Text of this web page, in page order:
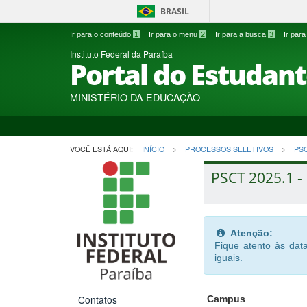
BRASIL
Ir para o conteúdo 1 Ir para o menu 2 Ir para a busca 3 Ir
Instituto Federal da Paraíba
Portal do
MINISTÉRIO DA EDUCAÇÃO
VOCÊ ESTÁ AQUI: INÍCIO PROCESSOS SELETIVOS
Contatos
PSCT 2025.1
Atenção:
Fique atento às
iguais.
Campus